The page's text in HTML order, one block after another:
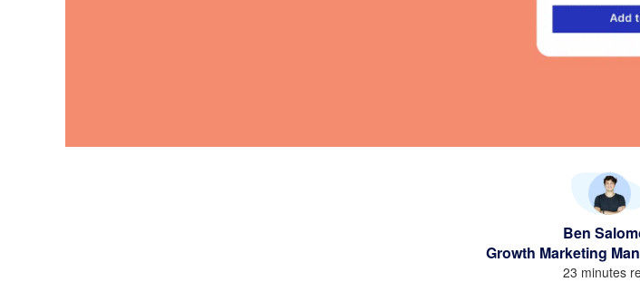
Ben
Growth Marketing
23 minutes